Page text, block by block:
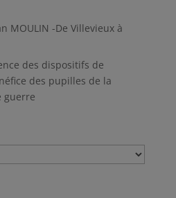
MOULIN -De Villevieux à
des dispositifs de
des pupilles de la
guerre